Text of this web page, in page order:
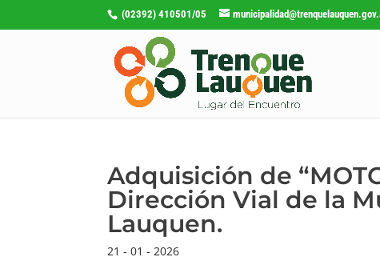
(02392) 410501/05
Adquisición de
Dirección Vial de la
Lauquen.
21 - 01 - 2026